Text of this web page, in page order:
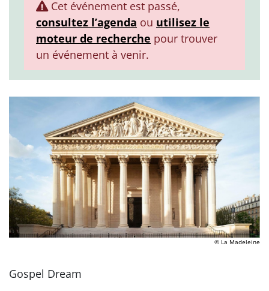
Cet événement est passé,
consultez l’agenda ou utilisez le
moteur de recherche pour trouver
un événement à venir.
© La Madeleine
Gospel Dream